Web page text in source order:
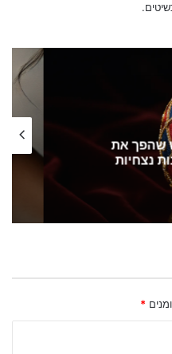
המושלמים לפי
המדריך המלא
*